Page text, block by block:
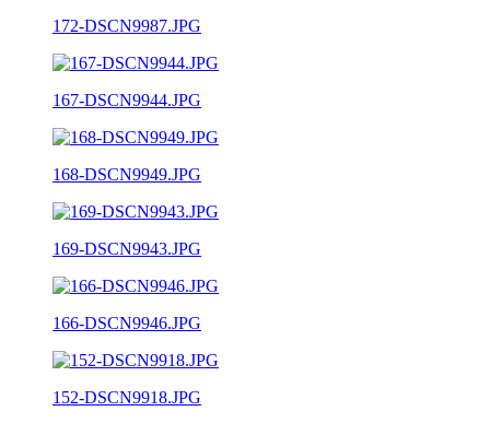
172-DSCN9987.JPG
167-DSCN9944.JPG
168-DSCN9949.JPG
169-DSCN9943.JPG
166-DSCN9946.JPG
152-DSCN9918.JPG